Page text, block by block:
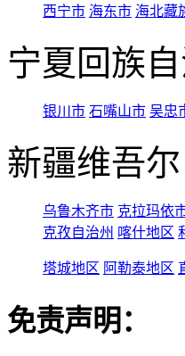
西宁市 海东市 海北藏
宁夏回族
银川市 石嘴山市 吴忠
新疆维吾
乌鲁木齐市 克拉玛依
克孜自治州 喀什地区
塔城地区 阿勒泰地区
免责声明：